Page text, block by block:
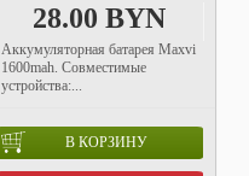
28.00 BYN
Аккумуляторная батарея Maxvi
1600mah. Совместимые
устройства:...
В КОРЗИНУ